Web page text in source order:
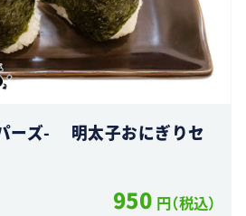
ーズ- 明太子おにぎりセ
950 円（税込）